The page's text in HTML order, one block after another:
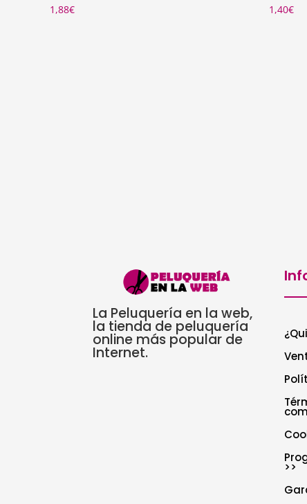
1,88€
1,40€
La Peluquería en la web,
la tienda de peluquería
online más popular de
Internet.
>>